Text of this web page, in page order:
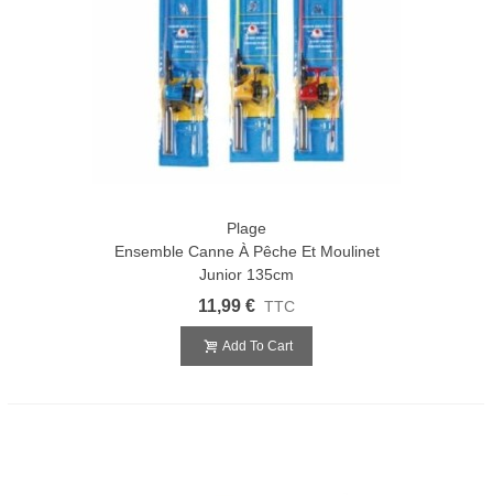
Plage
Ensemble Canne À Pêche Et Moulinet
Junior 135cm
11,99 € TTC
Add To Cart